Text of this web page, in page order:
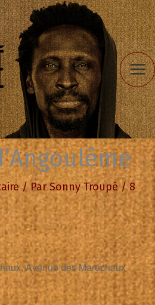
/ ParSonny Troupé/8
Avenue des Maréchaux